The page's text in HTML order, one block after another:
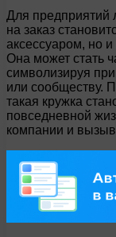
Для предприятий
на заказ
аксессуаром, но
Она может стать
символизируя
или сообществу.
такая кружка
повседневной
компании и